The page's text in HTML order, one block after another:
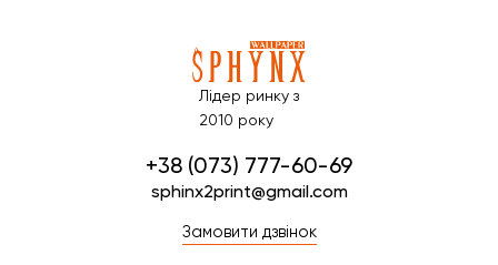
Лідер ринку з
2010 року
+38 (073) 777-60-69
sphinx2print@gmail.com
Замовити дзвінок